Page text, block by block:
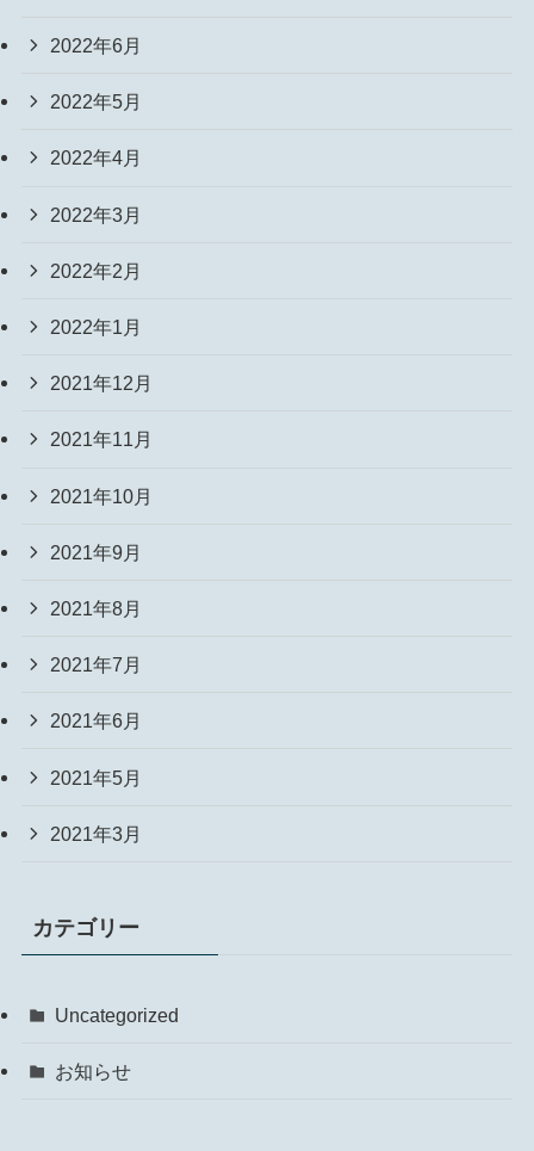
2022年6月
2022年5月
2022年4月
2022年3月
2022年2月
2022年1月
2021年12月
2021年11月
2021年10月
2021年9月
2021年8月
2021年7月
2021年6月
2021年5月
2021年3月
カテゴリー
Uncategorized
お知らせ